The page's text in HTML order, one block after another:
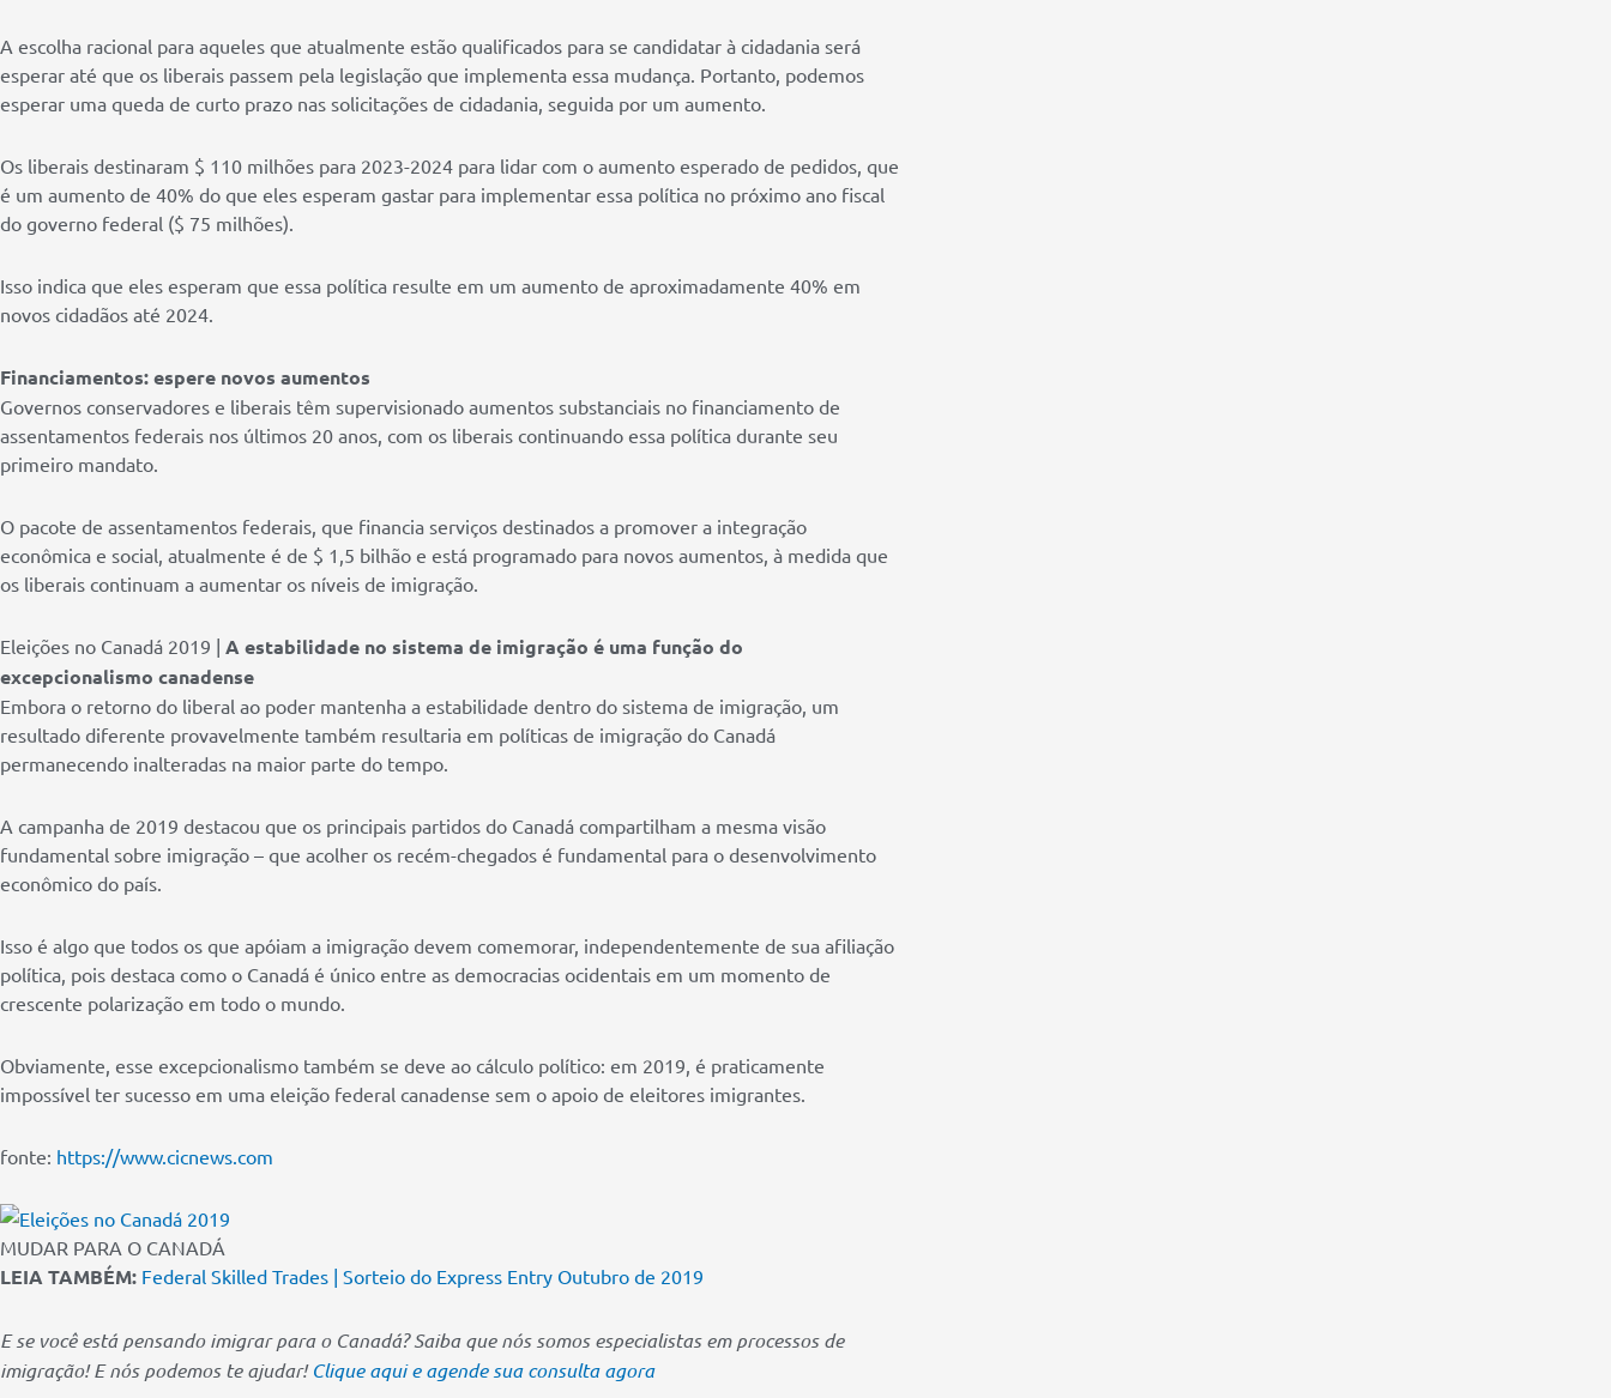
A escolha racional para aqueles que atualmente estão qualificados para se candidatar à cidadania será
esperar até que os liberais passem pela legislação que implementa essa mudança. Portanto, podemos
esperar uma queda de curto prazo nas solicitações de cidadania, seguida por um aumento.
Os liberais destinaram $ 110 milhões para 2023-2024 para lidar com o aumento esperado de pedidos, que
é um aumento de 40% do que eles esperam gastar para implementar essa política no próximo ano fiscal
do governo federal ($ 75 milhões).
Isso indica que eles esperam que essa política resulte em um aumento de aproximadamente 40% em
novos cidadãos até 2024.
Financiamentos: espere novos aumentos
Governos conservadores e liberais têm supervisionado aumentos substanciais no financiamento de
assentamentos federais nos últimos 20 anos, com os liberais continuando essa política durante seu
primeiro mandato.
O pacote de assentamentos federais, que financia serviços destinados a promover a integração
econômica e social, atualmente é de $ 1,5 bilhão e está programado para novos aumentos, à medida que
os liberais continuam a aumentar os níveis de imigração.
Eleições no Canadá 2019 | A estabilidade no sistema de imigração é uma função do
excepcionalismo canadense
Embora o retorno do liberal ao poder mantenha a estabilidade dentro do sistema de imigração, um
resultado diferente provavelmente também resultaria em políticas de imigração do Canadá
permanecendo inalteradas na maior parte do tempo.
A campanha de 2019 destacou que os principais partidos do Canadá compartilham a mesma visão
fundamental sobre imigração – que acolher os recém-chegados é fundamental para o desenvolvimento
econômico do país.
Isso é algo que todos os que apóiam a imigração devem comemorar, independentemente de sua afiliação
política, pois destaca como o Canadá é único entre as democracias ocidentais em um momento de
crescente polarização em todo o mundo.
Obviamente, esse excepcionalismo também se deve ao cálculo político: em 2019, é praticamente
impossível ter sucesso em uma eleição federal canadense sem o apoio de eleitores imigrantes.
fonte: https://www.cicnews.com
MUDAR PARA O CANADÁ
LEIA TAMBÉM: Federal Skilled Trades | Sorteio do Express Entry Outubro de 2019
E se você está pensando imigrar para o Canadá? Saiba que nós somos especialistas em processos de
imigração! E nós podemos te ajudar!Clique aqui e agende sua consulta agora